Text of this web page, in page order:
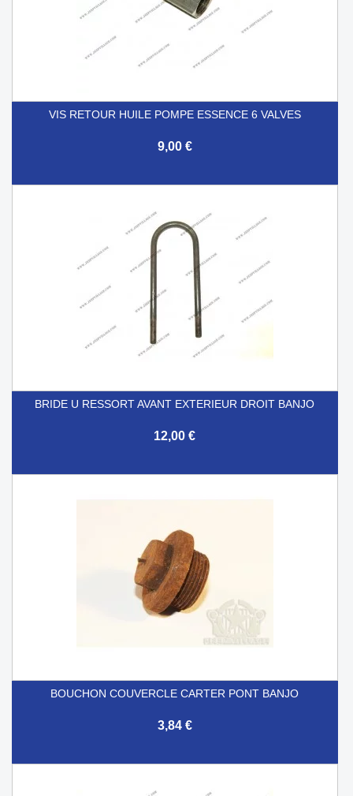
VIS RETOUR HUILE POMPE ESSENCE 6 VALVES
9,00 €
BRIDE U RESSORT AVANT EXTERIEUR DROIT BANJO
12,00 €
BOUCHON COUVERCLE CARTER PONT BANJO
3,84 €